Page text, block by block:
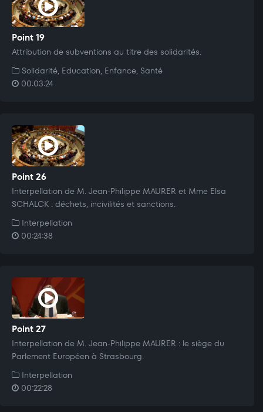
Point 19
Attribution de subventions au titre des solidarités.
Solidarité, Education, Enfance, Santé
00:03:24
Point 26
Interpellation de M. Jean-Philippe MAURER et Mme Elsa
SCHALCK : déchets, incivilités et sanctions.
Interpellation
00:24:38
Point 27
Interpellation de M. Jean-Philippe MAURER : le siège du
Parlement Européen à Strasbourg.
Interpellation
00:22:28